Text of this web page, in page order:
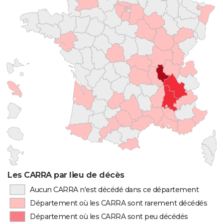
Les CARRA par lieu de décès
Aucun CARRA n'est décédé dans ce département
Département où les CARRA sont rarement décédés
Département où les CARRA sont peu décédés